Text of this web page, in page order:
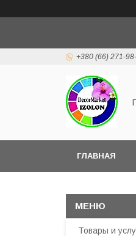
+380 (66) 271-
ГЛАВНАЯ
Товары и